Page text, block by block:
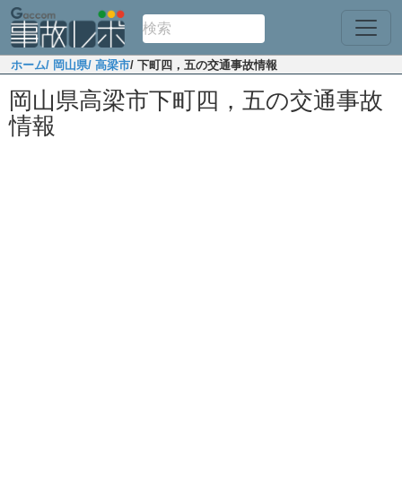
ホーム/ 岡山県/ 高梁市/ 下町四，五の交通事故情報
岡山県高梁市下町四，五の交通事故
情報